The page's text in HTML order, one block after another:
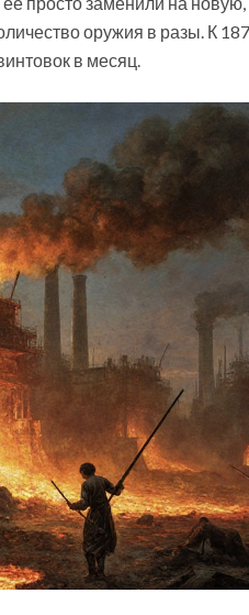
оружия в разы. К
в месяц.